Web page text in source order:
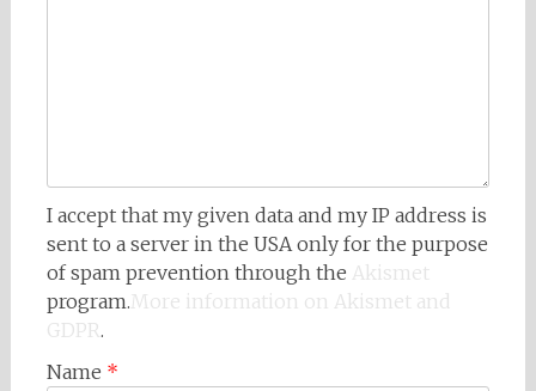
I accept that my given data and my IP address is
sent to a server in the USA only for the purpose
of spam prevention through the Akismet
program.More information on Akismet and
GDPR.
Name *